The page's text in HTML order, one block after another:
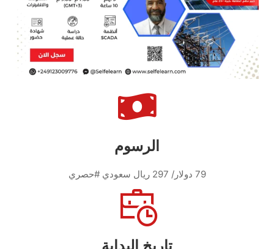
الرسوم
79 دولار/ 297 ريال سعودي #حصري